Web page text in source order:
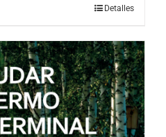
Detalles